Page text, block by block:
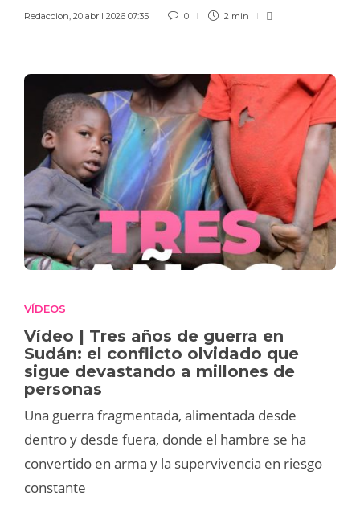
Redaccion, 20 abril 2026 07:35 0 2 min
VÍDEOS
Vídeo | Tres años de guerra en
Sudán: el conflicto olvidado que
sigue devastando a millones de
personas
Una guerra fragmentada, alimentada desde
dentro y desde fuera, donde el hambre se ha
convertido en arma y la supervivencia en riesgo
constante